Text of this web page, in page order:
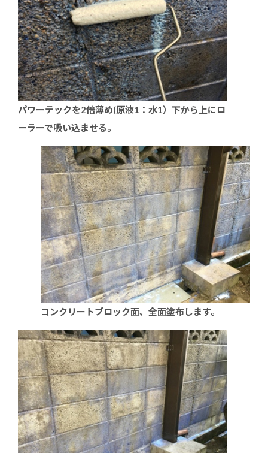
パワーテックを2倍薄め(原液1：水1）下から上にロ
ーラーで吸い込ませる。
コンクリートブロック面、全面塗布します。